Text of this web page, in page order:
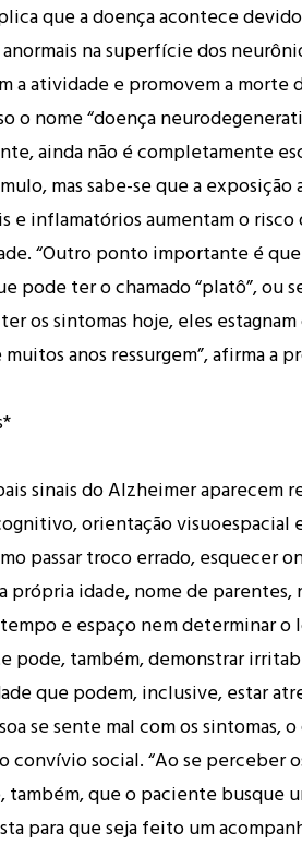
que a doença acontece
na superfície dos
a atividade e promovem a morte
o nome “doença
ainda não é completamente
mas sabe-se que a exposição
e inflamatórios aumentam o
“Outro ponto importante é
pode ter o chamado “platô”, ou
os sintomas hoje, eles
anos ressurgem”, afirma a
sinais do Alzheimer aparecem
orientação visuoespacial
passar troco errado, esquecer
própria idade, nome de parentes,
e espaço nem determinar o
pode, também, demonstrar
que podem, inclusive, estar
se sente mal com os sintomas,
convívio social. “Ao se perceber
também, que o paciente busque
para que seja feito um